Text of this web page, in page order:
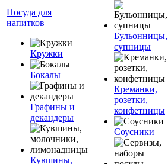
Посуда для
напитков
Кружки
Бокалы
Графины и
декандеры
Кувшины,
Бульонницы,
супницы
Креманки,
розетки,
конфетницы
Соусники